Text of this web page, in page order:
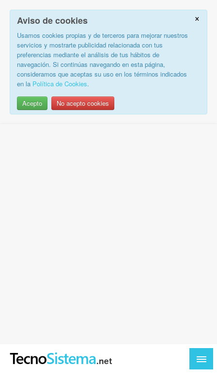
×
Aviso de cookies
Usamos cookies propias y de terceros para mejorar nuestros
servicios y mostrarte publicidad relacionada con tus
preferencias mediante el análisis de tus hábitos de
navegación. Si continúas navegando en esta página,
consideramos que aceptas su uso en los términos indicados
en la Política de Cookies.
Acepto No acepto cookies